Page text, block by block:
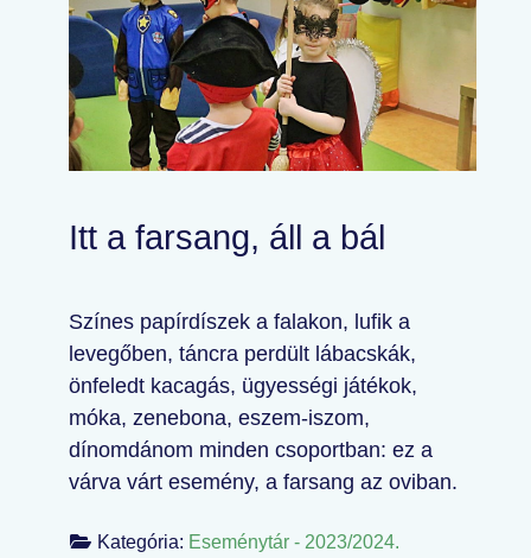
Itt a farsang, áll a bál
Színes papírdíszek a falakon, lufik a
levegőben, táncra perdült lábacskák,
önfeledt kacagás, ügyességi játékok,
móka, zenebona, eszem-iszom,
dínomdánom minden csoportban: ez a
várva várt esemény, a farsang az oviban.
Kategória: Eseménytár - 2023/2024.